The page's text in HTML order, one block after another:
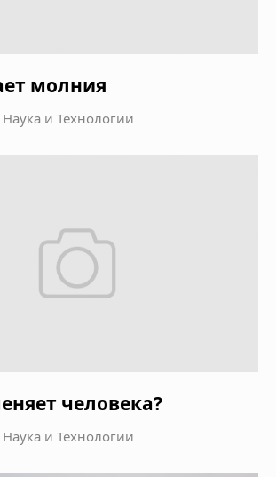
молния
Наука и Технологии
человека?
Наука и Технологии